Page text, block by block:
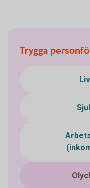
Trygga